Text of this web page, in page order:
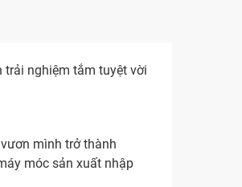
trải nghiệm tắm tuyệt vời
mình trở thành
móc sản xuất nhập